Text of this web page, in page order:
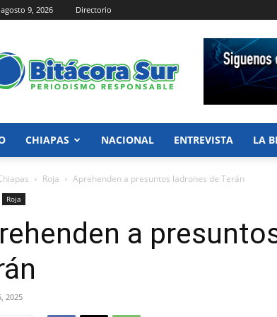
9, 2026 Directorio
Sur
CHIAPAS NACIONAL ENTREVISTA LA
Roja Aprehenden a presuntos ladrones de Terán
Roja
a
2025